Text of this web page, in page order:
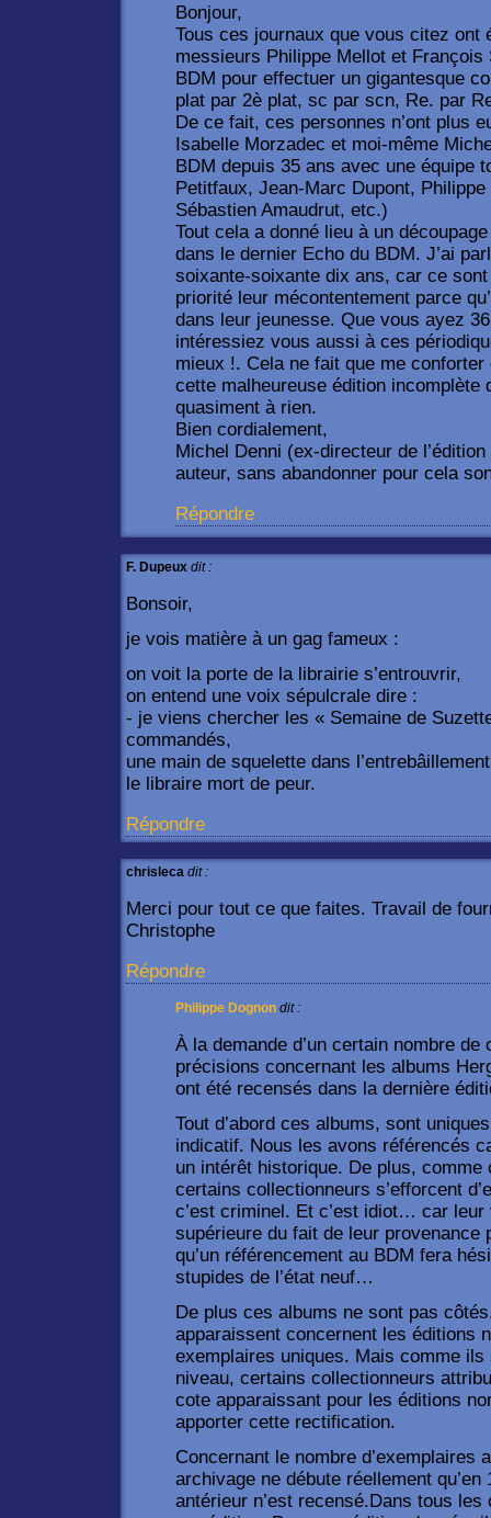
Bonjour,
Tous ces journaux que vous citez ont
messieurs Philippe Mellot et François
BDM pour effectuer un gigantesque
plat par 2è plat, sc par scn, Re. par
De ce fait, ces personnes n’ont plus
Isabelle Morzadec et moi-même
BDM depuis 35 ans avec une équipe
Petitfaux, Jean-Marc Dupont,
Sébastien Amaudrut, etc.)
Tout cela a donné lieu à un
dans le dernier Echo du BDM. J’ai
soixante-soixante dix ans, car ce
priorité leur mécontentement parce
dans leur jeunesse. Que vous ayez
intéressiez vous aussi à ces
mieux !. Cela ne fait que me
cette malheureuse édition incomplète
quasiment à rien.
Bien cordialement,
Michel Denni (ex-directeur de
auteur, sans abandonner pour cela
Répondre
F. Dupeux dit :
Bonsoir,
je vois matière à un gag fameux :
on voit la porte de la librairie s’entrouvrir,
on entend une voix sépulcrale dire :
- je viens chercher les « Semaine de
commandés,
une main de squelette dans
le libraire mort de peur.
Répondre
chrisleca dit :
Merci pour tout ce que faites. Travail de
Christophe
Répondre
Philippe Dognon dit :
À la demande d’un certain nombre
précisions concernant les albums
ont été recensés dans la dernière
Tout d’abord ces albums, sont
indicatif. Nous les avons référencés
un intérêt historique. De plus,
certains collectionneurs s’efforcent
c’est criminel. Et c’est idiot… car
supérieure du fait de leur provenance
qu’un référencement au BDM fera
stupides de l’état neuf…
De plus ces albums ne sont pas
apparaissent concernent les éditions
exemplaires uniques. Mais comme
niveau, certains collectionneurs
cote apparaissant pour les éditions
apporter cette rectification.
Concernant le nombre d’exemplaires
archivage ne débute réellement
antérieur n’est recensé.Dans tous